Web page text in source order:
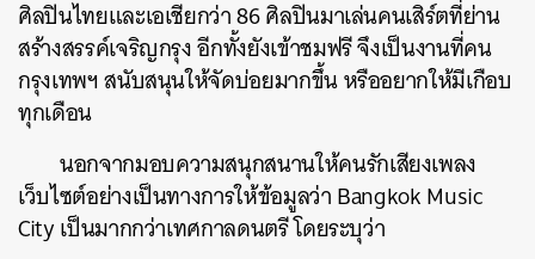
ศิลปินไทยและเอเชียกว่า 86 ศิลปินมาเล่นคนเสิร์ตที่ย่าน
สร้างสรรค์เจริญกรุง อีกทั้งยังเข้าชมฟรี จึงเป็นงานที่คน
กรุงเทพฯ สนับสนุนให้จัดบ่อยมากขึ้น หรืออยากให้มีเกือบ
ทุกเดือน
นอกจากมอบความสนุกสนานให้คนรักเสียงเพลง
เว็บไซต์อย่างเป็นทางการให้ข้อมูลว่า Bangkok Music
City เป็นมากกว่าเทศกาลดนตรี โดยระบุว่า